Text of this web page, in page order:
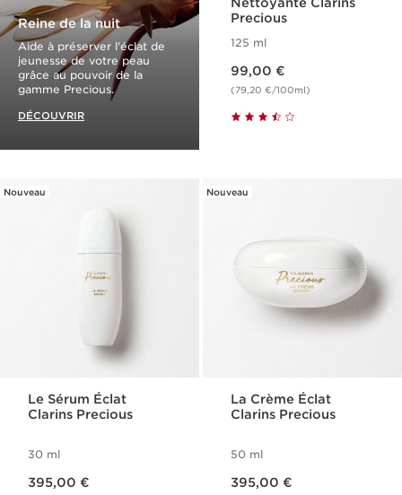
Reine de la nuit
Aide à préserver l'éclat de
jeunesse de votre peau
grâce au pouvoir de la
gamme Precious.
DÉCOUVRIR
Nettoyante Clarins
Precious
125 ml
99,00 €
(79,20 €/100ml)
Nouveau
Le Sérum Éclat
Clarins Precious
30 ml
395,00 €
Nouveau
La Crème Éclat
Clarins Precious
50 ml
395,00 €